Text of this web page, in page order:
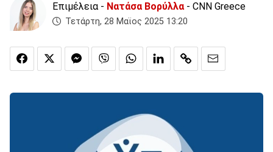
Επιμέλεια - Νατάσα Βορύλλα- CNN Greece
Τετάρτη, 28 Μαϊος 2025 13:20